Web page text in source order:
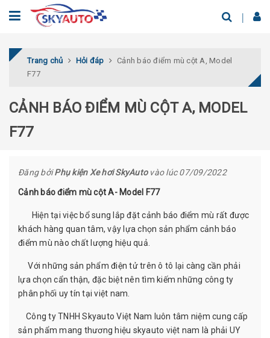
Trang chủ Hỏi đáp
Cảnh báo điểm mù cột A, Model
F77
CẢNH BÁO ĐIỂM MÙ CỘT A, MODEL
F77
Đăng bởiPhụ kiện Xe hơi SkyAutovào lúc 07/09/2022
Cảnh báo điểm mù cột A- Model F77
Hiện tại việc bổ sung lắp đặt cảnh báo điểm mù rất được
khách hàng quan tâm, vậy lựa chọn sản phẩm cảnh báo
điểm mù nào chất lượng hiệu quả.
Với những sản phẩm điện tử trên ô tô lại càng cần phải
lựa chọn cẩn thận, đặc biệt nên tìm kiếm những công ty
phân phối uy tín tại việt nam.
Công ty TNHH Skyauto Việt Nam luôn tâm niệm cung cấp
sản phẩm mang thương hiệu skyauto việt nam là phải UY